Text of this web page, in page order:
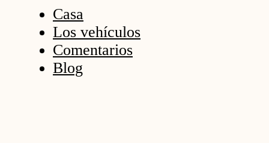
Casa
Los vehículos
Comentarios
Blog